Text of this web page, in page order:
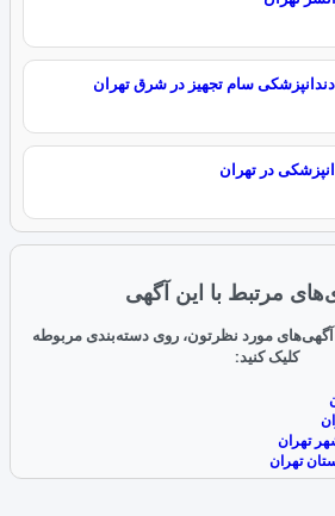
سام تجهیز در شرق تهران
در تهران
مرتبط با این آگهی
مورد نظرتون، روی دسته‌بندی مربوطه
کلیک کنید:
تهران
تهران